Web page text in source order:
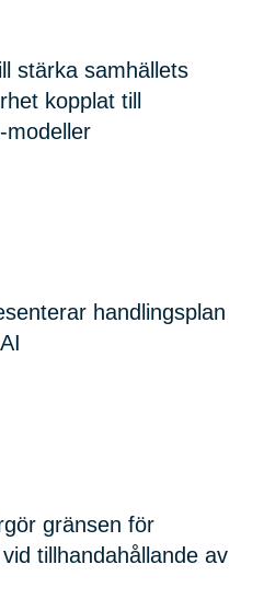
stärka samhällets
kopplat till
modeller
handlingsplan
gränsen för
tillhandahållande av